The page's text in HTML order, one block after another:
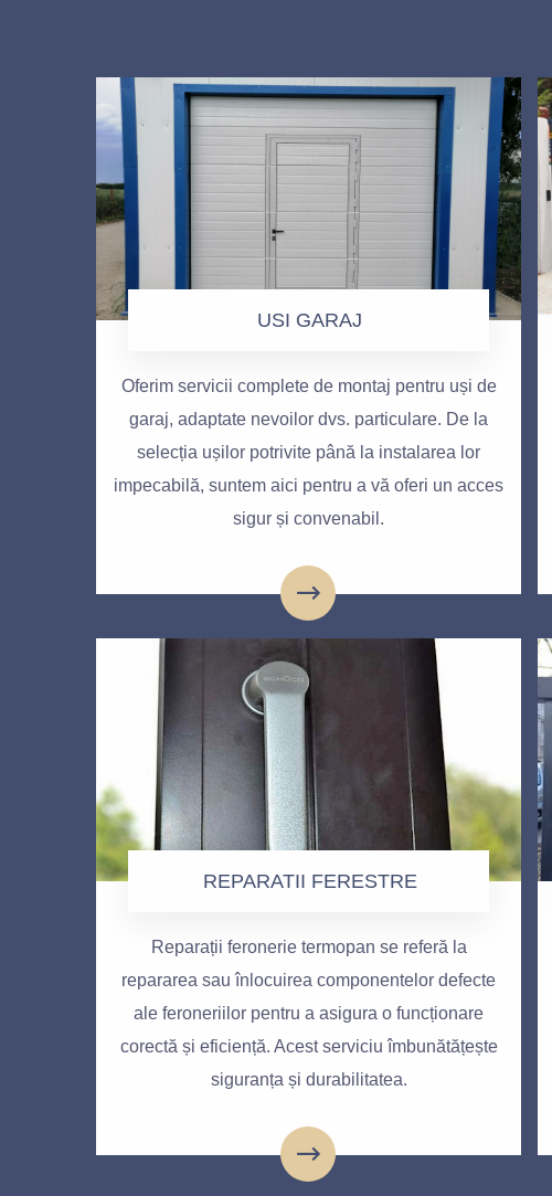
USI GARAJ
Oferim servicii complete de montaj pentru uși de
garaj, adaptate nevoilor dvs. particulare. De la
selecția ușilor potrivite până la instalarea lor
impecabilă, suntem aici pentru a vă oferi un acces
sigur și convenabil.
REPARATII FERESTRE
Reparații feronerie termopan se referă la
repararea sau înlocuirea componentelor defecte
ale feroneriilor pentru a asigura o funcționare
corectă și eficiență. Acest serviciu îmbunătățește
siguranța și durabilitatea.